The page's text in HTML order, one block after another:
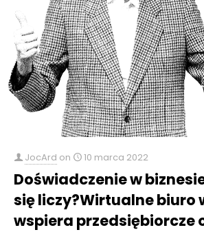
JocArd on 10 marca 2022
Doświadczenie w
się liczy?Wirtualne biuro
wspiera przedsiębiorcze